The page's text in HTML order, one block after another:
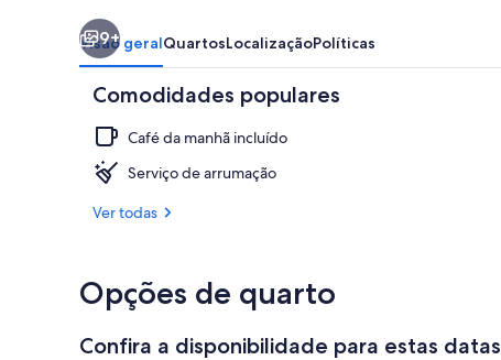
9+
Visão geralQuartosLocalizaçãoPolíticas
Comodidades populares
Café da manhã incluído
Serviço de arrumação
Ver todas
Opções de quarto
Confira a disponibilidade para estas datas